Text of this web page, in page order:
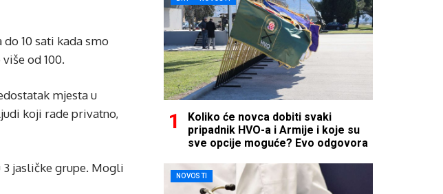
10 sati kada smo
od 100.
mjesta u
koji rade privatno,
jasličke grupe. Mogli
Koliko će novca dobiti svaki
pripadnik HVO-a i Armije i koje su
sve opcije moguće? Evo odgovora
NOVOSTI